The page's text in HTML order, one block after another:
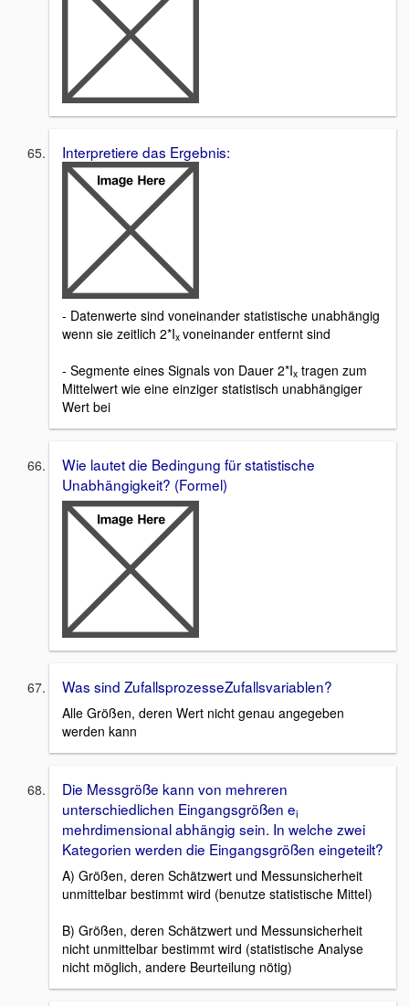
Interpretiere das Ergebnis:
- Datenwerte sind voneinander statistische unabhängig
wenn sie zeitlich 2*Ix voneinander entfernt sind
- Segmente eines Signals von Dauer 2*Ix tragen zum
Mittelwert wie eine einziger statistisch unabhängiger
Wert bei
Wie lautet die Bedingung für statistische
Unabhängigkeit? (Formel)
Was sind ZufallsprozesseZufallsvariablen?
Alle Größen, deren Wert nicht genau angegeben
werden kann
Die Messgröße kann von mehreren
unterschiedlichen Eingangsgrößen ei
mehrdimensional abhängig sein. In welche zwei
Kategorien werden die Eingangsgrößen eingeteilt?
A) Größen, deren Schätzwert und Messunsicherheit
unmittelbar bestimmt wird (benutze statistische Mittel)
B) Größen, deren Schätzwert und Messunsicherheit
nicht unmittelbar bestimmt wird (statistische Analyse
nicht möglich, andere Beurteilung nötig)